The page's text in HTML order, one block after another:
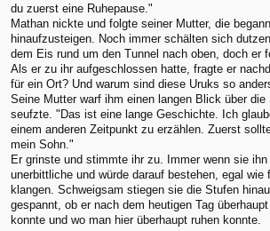
du zuerst eine Ruhepause."
Mathan nickte und folgte seiner Mutter, die
hinaufzusteigen. Noch immer schälten sich
dem Eis rund um den Tunnel nach oben, doch er
Als er zu ihr aufgeschlossen hatte, fragte er
für ein Ort? Und warum sind diese Uruks so
Seine Mutter warf ihm einen langen Blick über die
seufzte. "Das ist eine lange Geschichte. Ich
einem anderen Zeitpunkt zu erzählen. Zuerst
mein Sohn."
Er grinste und stimmte ihr zu. Immer wenn sie
unerbittliche und würde darauf bestehen, egal wie
klangen. Schweigsam stiegen sie die Stufen
gespannt, ob er nach dem heutigen Tag
konnte und wo man hier überhaupt ruhen konnte.